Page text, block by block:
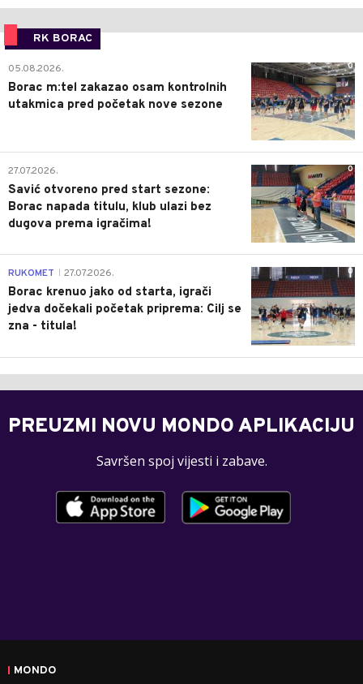
RK BORAC
0
05.08.2026.
Borac m:tel zakazao osam kontrolnih
utakmica pred početak nove sezone
0
27.07.2026.
Savić otvoreno pred start sezone:
Borac napada titulu, klub ulazi bez
dugova prema igračima!
0
RUKOMET 27.07.2026.
Borac krenuo jako od starta, igrači
jedva dočekali početak priprema: Cilj se
zna - titula!
PREUZMI NOVU MONDO APLIKACIJU
Savršen spoj vijesti i zabave.
MONDO